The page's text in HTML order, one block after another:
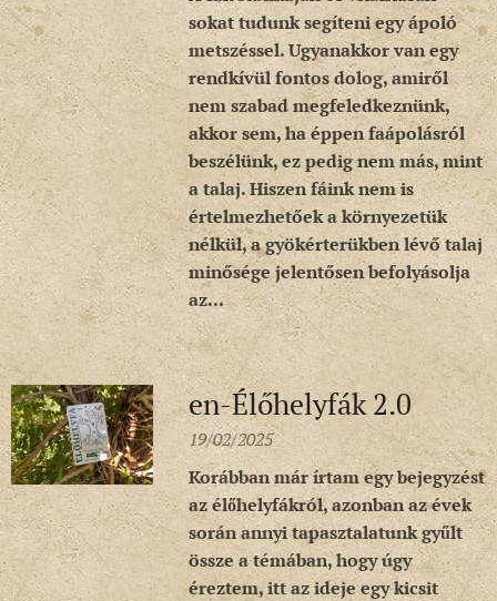
sokat tudunk segíteni egy ápoló
metszéssel. Ugyanakkor van egy
rendkívül fontos dolog, amiről
nem szabad megfeledkeznünk,
akkor sem, ha éppen faápolásról
beszélünk, ez pedig nem más, mint
a talaj. Hiszen fáink nem is
értelmezhetőek a környezetük
nélkül, a gyökérterükben lévő talaj
minősége jelentősen befolyásolja
az...
en-Élőhelyfák 2.0
19/02/2025
Korábban már írtam egy bejegyzést
az élőhelyfákról, azonban az évek
során annyi tapasztalatunk gyűlt
össze a témában, hogy úgy
éreztem, itt az ideje egy kicsit